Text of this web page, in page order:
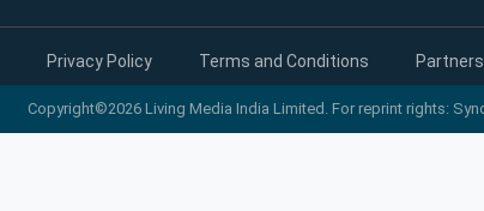
Privacy Policy Terms and Conditions Partners
Copyright©2026 Living Media India Limited. For reprint rights: